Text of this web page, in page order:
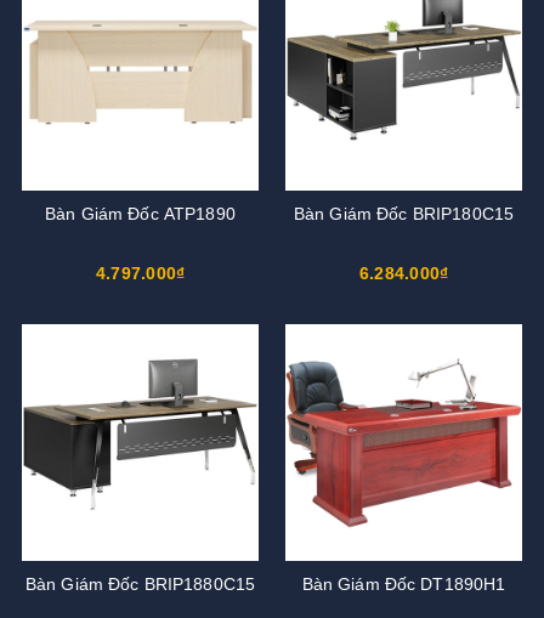
Bàn Giám Đốc ATP1890
4.797.000₫
Bàn Giám Đốc BRIP180C15
6.284.000₫
Bàn Giám Đốc BRIP1880C15 Bàn Giám Đốc DT1890H1